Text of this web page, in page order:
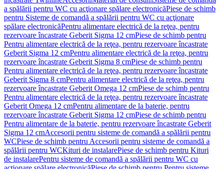
a spălării pentru WC cu acţionare spălare electronicăPiese de schimb
pentru Sisteme de comandă a spălării pentru WC cu acţionare
spălare electronicăPentru alimentare electrică de la reţea, pentru
rezervoare încastrate Geberit Sigma 12 cmPiese de schimb pentru
Pentru alimentare electrică de la reţea, pentru rezervoare încastrate
Geberit Sigma 12 cmPentru alimentare electrică de la reţea, pentru
rezervoare încastrate Geberit Sigma 8 cmPiese de schimb pentru
Pentru alimentare electrică de la reţea, pentru rezervoare încastrate
Geberit Sigma 8 cmPentru alimentare electrică de la reţea, pentru
rezervoare încastrate Geberit Omega 12 cmPiese de schimb pentru
Pentru alimentare electrică de la reţea, pentru rezervoare încastrate
Geberit Omega 12 cmPentru alimentare de la baterie, pentru
rezervoare încastrate Geberit Sigma 12 cmPiese de schimb pentru
Pentru alimentare de la baterie, pentru rezervoare încastrate Geberit
Sigma 12 cmAccesorii pentru sisteme de comandă a spălării pentru
WCPiese de schimb pentru Accesorii pentru sisteme de comandă a
spălării pentru WCKituri de instalarePiese de schimb pentru Kituri
de instalarePentru sisteme de comandă a spălării pentru WC cu